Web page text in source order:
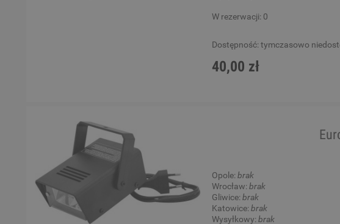
W rezerwacji: 0
Dostępność: tymczasowo
40,00 zł
Opole:brak
Wrocław:brak
Gliwice:brak
Katowice:brak
Wysyłkowy:brak